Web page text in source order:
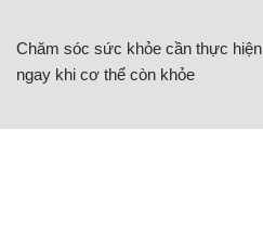
Chăm sóc sức khỏe cần thực hiện
ngay khi cơ thể còn khỏe